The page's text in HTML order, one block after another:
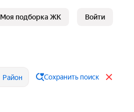
Моя подборка ЖК Войти
Район Сохранить поиск